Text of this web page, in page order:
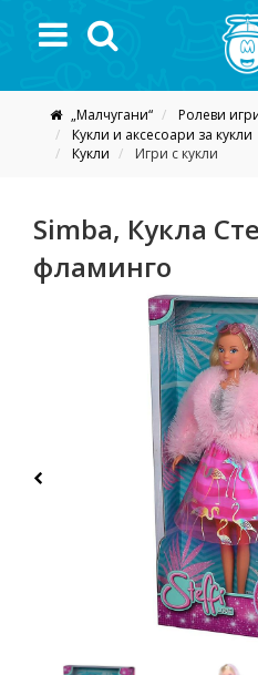
„Малчугани“
Ролеви
Кукли и аксесоари за кукли
Кукли
Игри с кукли
Simba, Кукла
фламинго